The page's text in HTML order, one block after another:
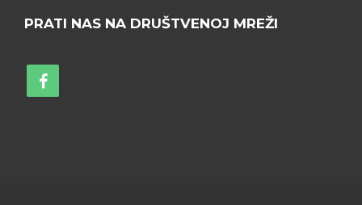
PRATI NAS NA DRUŠTVENOJ MREŽI